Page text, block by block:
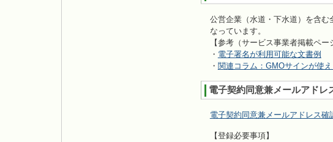
公営企業（水道・下水道）を含
なっています。
【参考（サービス事業者掲載ペー
・ 電子署名が利⽤可能な文書例
・ 関連コラム：GMOサインが使
電子契約同意兼メールアドレ
電子契約同意兼メールアドレス確
【登録必要事項】